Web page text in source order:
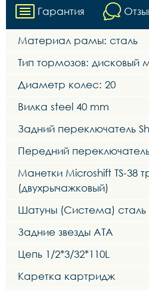
Гарантия
Материал рамы: сталь
Тип тормозов: дисковый
Диаметр колес: 20
Вилка steel 40 mm
Задний переключатель
Передний
Манетки Microshift TS-38
(двухрычажковый)
Шатуны (Система) сталь
Задние звезды ATA
Цепь 1/2*3/32*110L
Каретка картридж